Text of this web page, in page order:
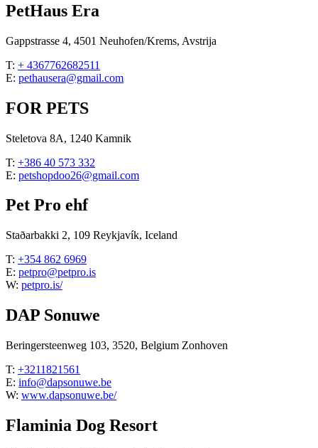
PetHaus Era
Gappstrasse 4, 4501 Neuhofen/Krems, Avstrija
T: + 4367762682511
E: pethausera@gmail.com
FOR PETS
Steletova 8A, 1240 Kamnik
T: +386 40 573 332
E: petshopdoo26@gmail.com
Pet Pro ehf
Staðarbakki 2, 109 Reykjavík, Iceland
T: +354 862 6969
E: petpro@petpro.is
W: petpro.is/
DAP Sonuwe
Beringersteenweg 103, 3520, Belgium Zonhoven
T: +3211821561
E: info@dapsonuwe.be
W: www.dapsonuwe.be/
Flaminia Dog Resort